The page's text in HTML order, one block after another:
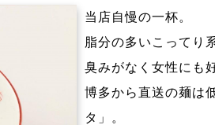
当店自慢の一杯。
脂分の多いこってり
臭みがなく女性にも
博多から直送の麺は
タ」。